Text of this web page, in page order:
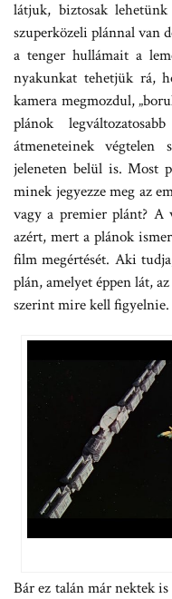
látjuk, biztosak
szuperközeli plánnal van
a tenger hullámait a
nyakunkat tehetjük rá,
kamera megmozdul,
plánok
átmeneteinek végtelen
jeleneten belül is. Most
minek jegyezze meg az
vagy a premier plánt? A
azért, mert a plánok
film megértését. Aki
plán, amelyet éppen lát,
szerint mire kell figyelnie.
Bár ez talán már nektek